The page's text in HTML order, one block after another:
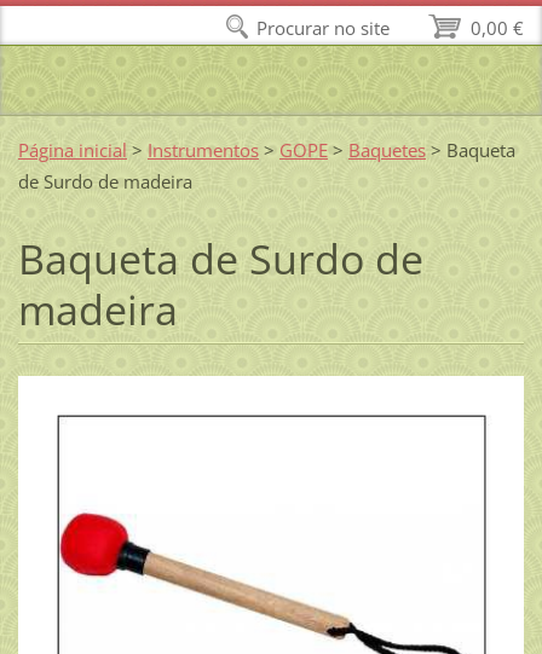
Página inicial > Instrumentos > GOPE > Baquetes > Baqueta
de Surdo de madeira
Baqueta de Surdo de
madeira
0,00 €
Procurar no site